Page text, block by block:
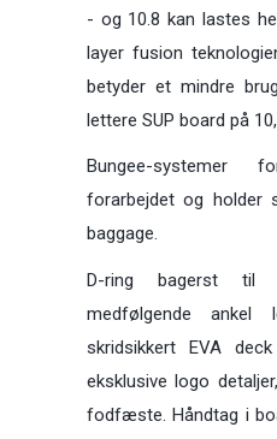
- og 10.8 kan lastes
layer fusion
betyder et mindre
lettere SUP board på
Bungee-systemer
forarbejdet og holder
baggage.
D-ring bagerst til
medfølgende
skridsikkert EVA
eksklusive logo
fodfæste. Håndtag i